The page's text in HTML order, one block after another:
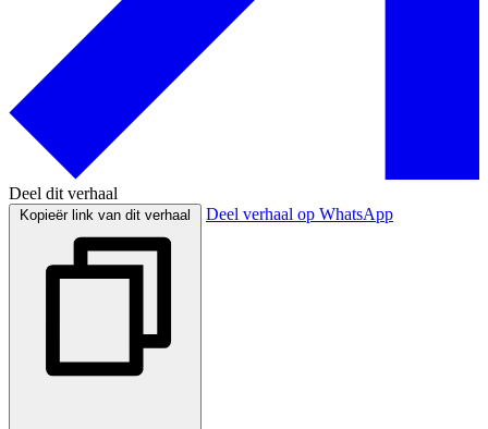
Deel dit verhaal
Kopieër link van dit verhaal Deel verhaal op WhatsApp